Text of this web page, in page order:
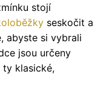
stojí
seskočit a
abyste si vybrali
jsou určeny
klasické,